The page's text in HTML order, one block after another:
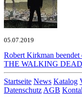
05.07.2019
Robert Kirkman
THE WALKING DEAD-
Startseite News Katalog
Datenschutz AGB